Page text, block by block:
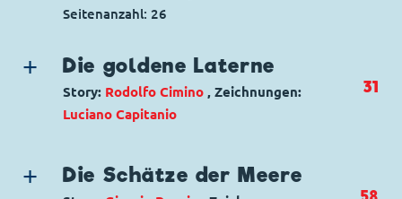
Seitenanzahl: 26
Die goldene Laterne
Story: Rodolfo Cimino , Zeichnungen:
Luciano Capitanio
Charaktere: Dagobert Duck ,Donald Duck
31
Die Schätze der Meere